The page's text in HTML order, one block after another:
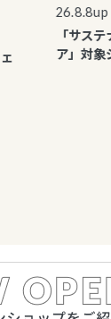
26.8.8up
「サステ
ア」対象